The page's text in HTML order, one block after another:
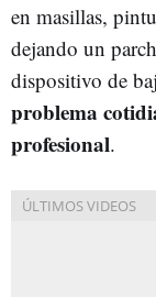
en masillas,
dejando un
dispositivo de
problema
profesional.